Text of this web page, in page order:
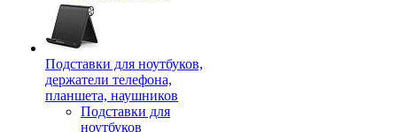
Подставки для ноутбуков,
держатели телефона,
планшета, наушников
Подставки для
ноутбуков